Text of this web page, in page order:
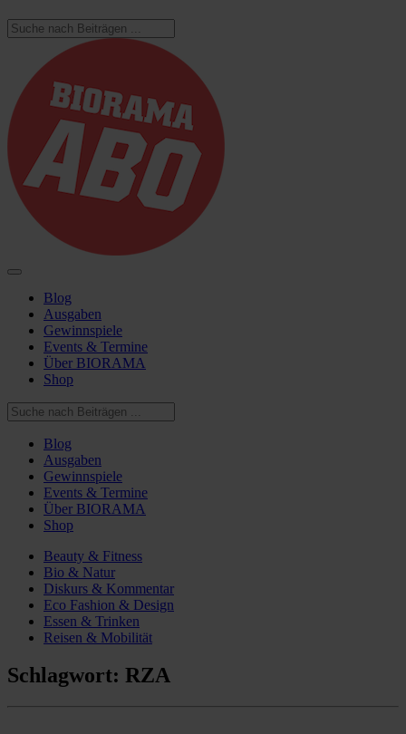
Blog
Ausgaben
Gewinnspiele
Events & Termine
Über BIORAMA
Shop
Blog
Ausgaben
Gewinnspiele
Events & Termine
Über BIORAMA
Shop
Beauty & Fitness
Bio & Natur
Diskurs & Kommentar
Eco Fashion & Design
Essen & Trinken
Reisen & Mobilität
Schlagwort: RZA